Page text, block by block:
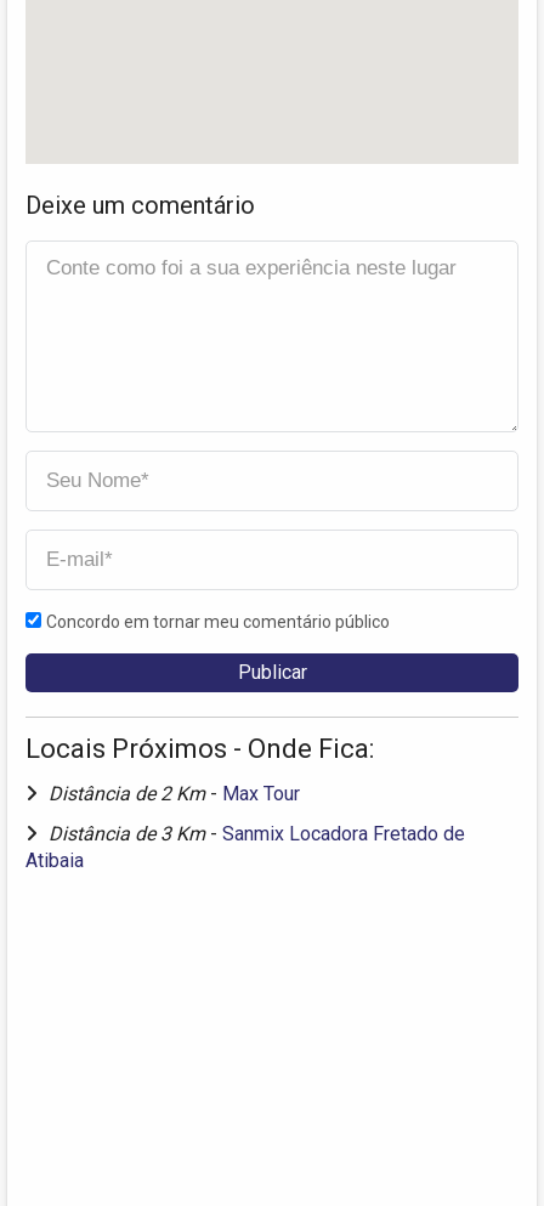
Deixe um comentário
Concordo em tornar meu comentário público
Locais Próximos - Onde Fica:
Distância de 2 Km - Max Tour
Distância de 3 Km - Sanmix Locadora Fretado de
Atibaia